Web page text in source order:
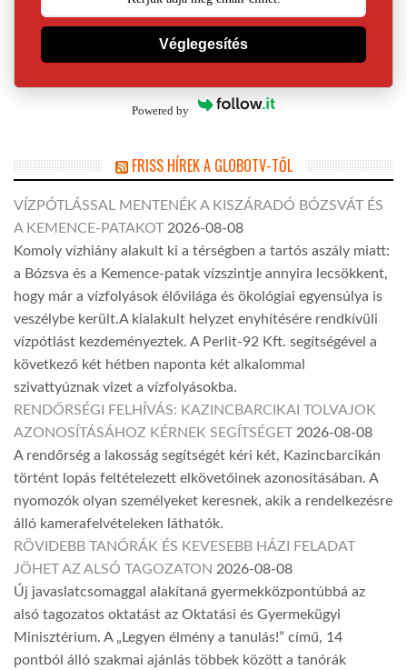
Véglegesítés
Powered by
FRISS HÍREK A GLOBOTV-TŐL
VÍZPÓTLÁSSAL MENTENÉK A KISZÁRADÓ BÓZSVÁT ÉS
A KEMENCE-PATAKOT 2026-08-08
Komoly vízhiány alakult ki a térségben a tartós aszály miatt:
a Bózsva és a Kemence-patak vízszintje annyira lecsökkent,
hogy már a vízfolyások élővilága és ökológiai egyensúlya is
veszélybe került.A kialakult helyzet enyhítésére rendkívüli
vízpótlást kezdeményeztek. A Perlit-92 Kft. segítségével a
következő két hétben naponta két alkalommal
szivattyúznak vizet a vízfolyásokba.
RENDŐRSÉGI FELHÍVÁS: KAZINCBARCIKAI TOLVAJOK
AZONOSÍTÁSÁHOZ KÉRNEK SEGÍTSÉGET 2026-08-08
A rendőrség a lakosság segítségét kéri két, Kazincbarcikán
történt lopás feltételezett elkövetőinek azonosításában. A
nyomozók olyan személyeket keresnek, akik a rendelkezésre
álló kamerafelvételeken láthatók.
RÖVIDEBB TANÓRÁK ÉS KEVESEBB HÁZI FELADAT
JÖHET AZ ALSÓ TAGOZATON 2026-08-08
Új javaslatcsomaggal alakítaná gyermekközpontúbbá az
alsó tagozatos oktatást az Oktatási és Gyermekügyi
Minisztérium. A „Legyen élmény a tanulás!” című, 14
pontból álló szakmai ajánlás többek között a tanórák